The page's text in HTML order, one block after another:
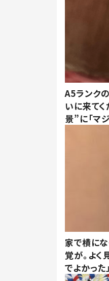
A5ランク
いに来て
景”に「マ
家で横に
覚が。よく
でよかった」